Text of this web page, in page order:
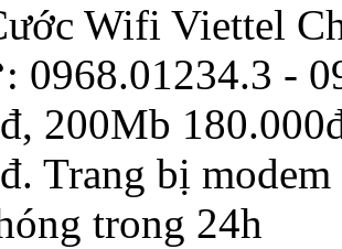
Wifi Viettel
-
200Mb
Trang bị
trong 24h